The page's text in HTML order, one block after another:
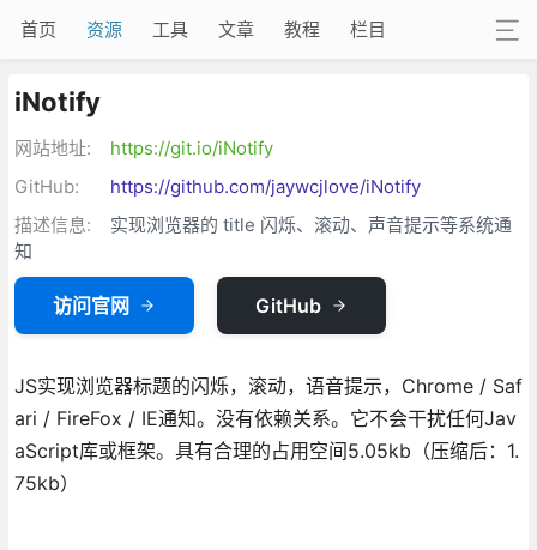
首页 资源 工具 文章 教程 栏目
iNotify
网站地址:
https://git.io/iNotify
GitHub:
https://github.com/jaywcjlove/iNotify
描述信息:
实现浏览器的 title 闪烁、滚动、声音提示等系统通
知
访问官网 GitHub
JS实现浏览器标题的闪烁，滚动，语音提示，Chrome / Saf
ari / FireFox / IE通知。没有依赖关系。它不会干扰任何Jav
aScript库或框架。具有合理的占用空间5.05kb（压缩后：1.
75kb）